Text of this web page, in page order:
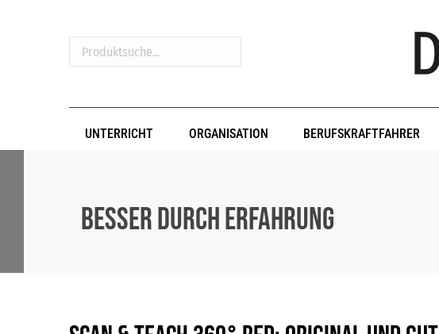
Produktsuche...
UNTERRICHT ORGANISATION BERUFSKRAFTFAHRER
Besser durch Erfahrung